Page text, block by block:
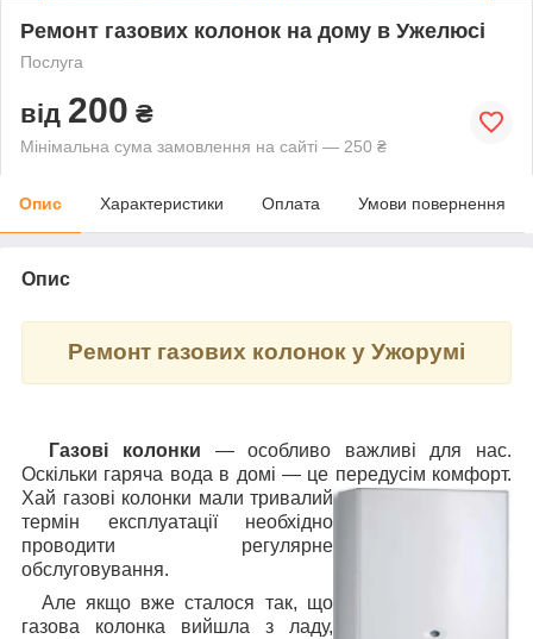
Ремонт газових колонок на дому в Ужелюсі
Послуга
від 200 ₴
Мінімальна сума замовлення на сайті — 250 ₴
Опис Характеристики Оплата Умови повернення
Опис
Ремонт газових колонок у Ужорумі
Газові колонки — особливо важливі для нас.
Оскільки гаряча вода в домі — це передусім комфорт.
Хай газові колонки мали тривалий
термін експлуатації необхідно
проводити регулярне
обслуговування.
Але якщо вже сталося так, що
газова колонка вийшла з ладу,